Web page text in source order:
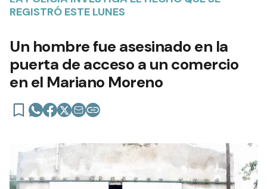
REGISTRÓ ESTE LUNES
Un hombre fue asesinado en la
puerta de acceso a un comercio
en el Mariano Moreno